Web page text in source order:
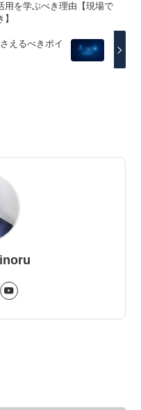
用を学ぶべき理由【現場で
えるべきポイ